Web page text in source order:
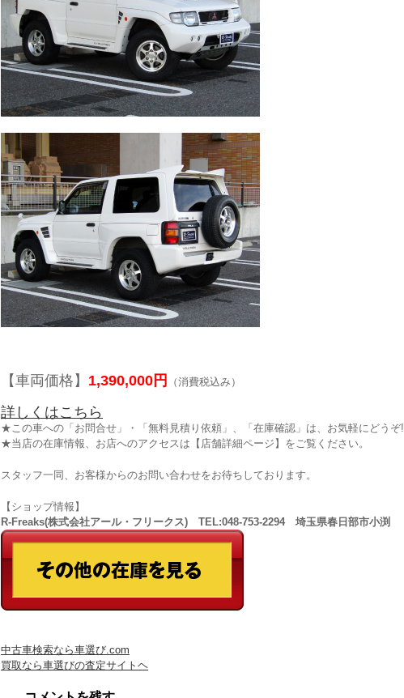
【車両価格】 1,390,000円 （消費税込み）
詳しくはこちら
★この車への「お問合せ」・「無料見積り依頼」、「在庫確認」は、お気軽にどうぞ!
★当店の在庫情報、お店へのアクセスは【店舗詳細ページ】をご覧ください。
スタッフ一同、お客様からのお問い合わせをお待ちしております。
【ショップ情報】
R-Freaks(株式会社アール・フリークス) TEL:048-753-2294 埼玉県春日部市小渕
中古車検索なら車選び.com
買取なら車選びの査定サイトヘ